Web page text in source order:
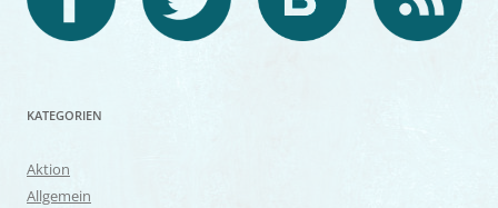
KATEGORIEN
Aktion
Allgemein